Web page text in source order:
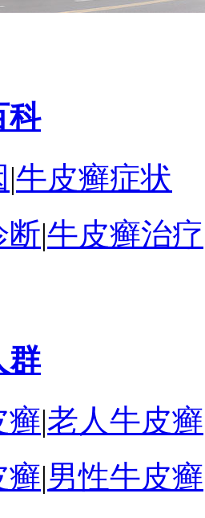
科
|牛皮癣症状
断|牛皮癣治疗
群
癣|老人牛皮癣
癣|男性牛皮癣